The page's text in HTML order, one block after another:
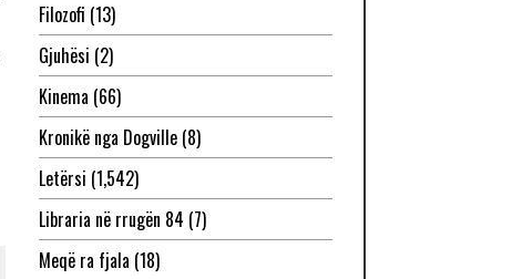
Filozofi (13)
Gjuhësi (2)
Kinema (66)
Kronikë nga Dogville(8)
Letërsi (1,542)
Libraria në rrugën 84 (7)
Meqë ra fjala (18)